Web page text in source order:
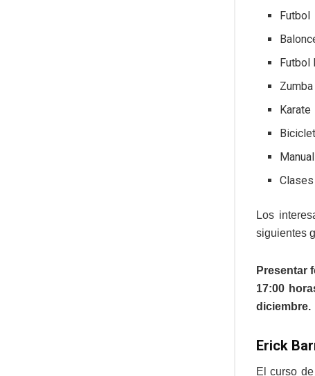
Futbol
Futbol
Zumba
Karate
Los
siguientes
Presentar
17:00
diciembre.
Erick
El curso